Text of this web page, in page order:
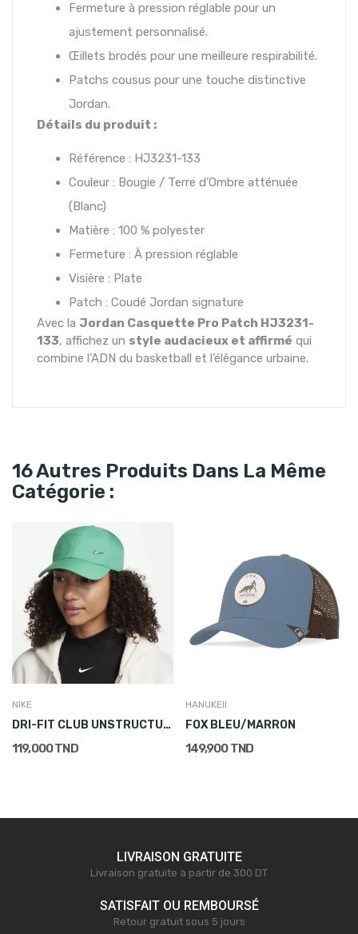
Fermeture à pression réglable pour un
ajustement personnalisé.
Œillets brodés pour une meilleure respirabilité.
Patchs cousus pour une touche distinctive
Jordan.
Détails du produit :
Référence : HJ3231-133
Couleur : Bougie / Terre d’Ombre atténuée
(Blanc)
Matière : 100 % polyester
Fermeture : À pression réglable
Visière : Plate
Patch : Coudé Jordan signature
Avec la Jordan Casquette Pro Patch HJ3231-
133, affichez un style audacieux et affirmé qui
combine l’ADN du basketball et l’élégance urbaine.
16 Autres Produits Dans La Même
Catégorie :
NIKE
DRI-FIT CLUB UNSTRUCTURED METAL SWOOCH
119,000 TND
HANUKEII
FOX BLEU/MARRON
149,900 TND
LIVRAISON GRATUITE
Livraison gratuite à partir de 300 DT
SATISFAIT OU REMBOURSÉ
Retour gratuit sous 5 jours